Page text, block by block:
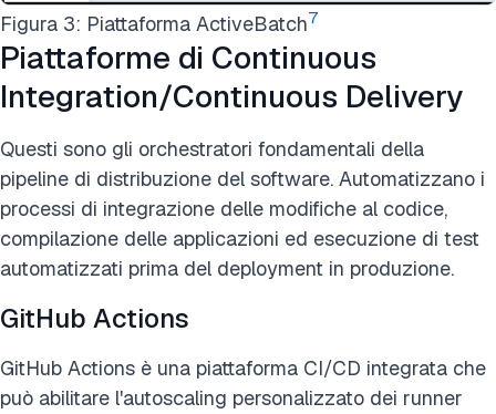
Figura 3: Piattaforma ActiveBatch7
Piattaforme di Continuous
Integration/Continuous Delivery
Questi sono gli orchestratori fondamentali della
pipeline di distribuzione del software. Automatizzano i
processi di integrazione delle modifiche al codice,
compilazione delle applicazioni ed esecuzione di test
automatizzati prima del deployment in produzione.
GitHub Actions
GitHub Actions è una piattaforma CI/CD integrata che
può abilitare l'autoscaling personalizzato dei runner